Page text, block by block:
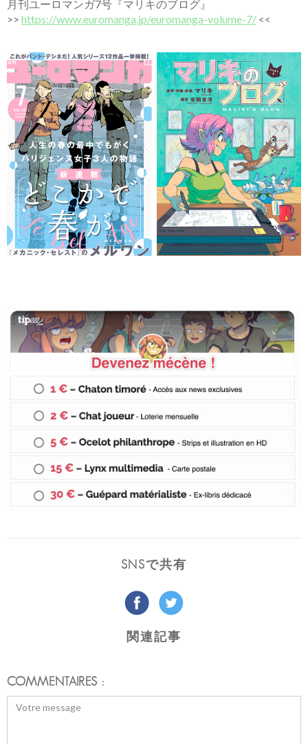
月刊ユーロマンガ7号『マリキのブログ』
>> https://www.euromanga.jp/euromanga-volume-7/ <<
SNSで共有
関連記事
COMMENTAIRES :